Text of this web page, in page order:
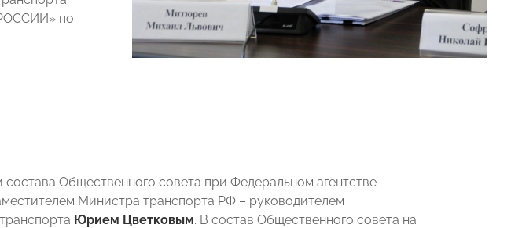
по
Общественного совета при Федеральном агентстве
Министра транспорта РФ – руководителем
Юрием Цветковым. В состав Общественного совета на